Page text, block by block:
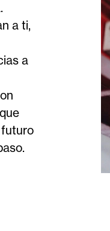
a ti,
a